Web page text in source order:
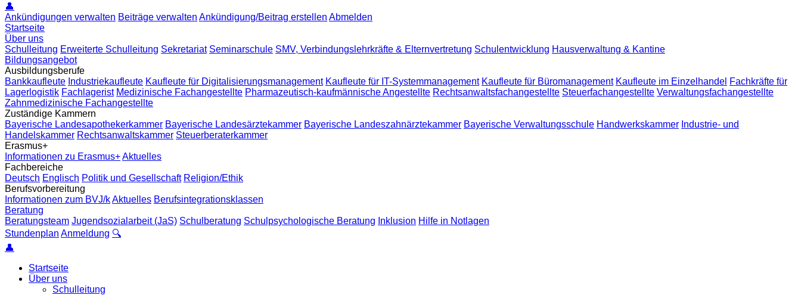
👤
Ankündigungen verwalten Beiträge verwalten Ankündigung/Beitrag erstellen Abmelden
Startseite
Über uns
Schulleitung Erweiterte Schulleitung Sekretariat Seminarschule SMV, Verbindungslehrkräfte & Elternvertretung Schulentwicklung Hausverwaltung & Kantine
Bildungsangebot
Ausbildungsberufe
Bankkaufleute Industriekaufleute Kaufleute für Digitalisierungsmanagement Kaufleute für IT-Systemmanagement Kaufleute für Büromanagement Kaufleute im Einzelhandel Fachkräfte für
Lagerlogistik Fachlagerist Medizinische Fachangestellte Pharmazeutisch-kaufmännische Angestellte Rechtsanwaltsfachangestellte Steuerfachangestellte Verwaltungsfachangestellte
Zahnmedizinische Fachangestellte
Zuständige Kammern
Bayerische Landesapothekerkammer Bayerische Landesärztekammer Bayerische Landeszahnärztekammer Bayerische Verwaltungsschule Handwerkskammer Industrie- und
Handelskammer Rechtsanwaltskammer Steuerberaterkammer
Erasmus+
Informationen zu Erasmus+Aktuelles
Fachbereiche
Deutsch Englisch Politik und Gesellschaft Religion/Ethik
Berufsvorbereitung
Informationen zum BVJ/kAktuelles Berufsintegrationsklassen
Beratung
Beratungsteam Jugendsozialarbeit (JaS) Schulberatung Schulpsychologische Beratung Inklusion Hilfe in Notlagen
Stundenplan Anmeldung 🔍
👤
Startseite
Über uns
Schulleitung